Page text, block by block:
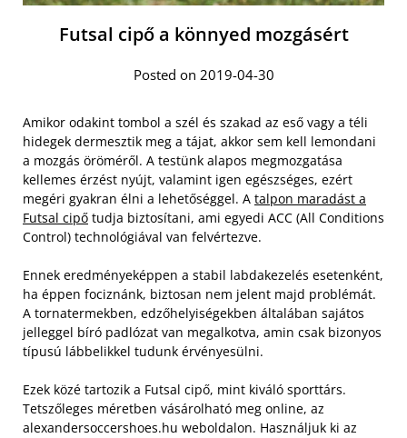
Futsal cipő a könnyed mozgásért
Posted on 2019-04-30
Amikor odakint tombol a szél és szakad az eső vagy a téli
hidegek dermesztik meg a tájat, akkor sem kell lemondani
a mozgás öröméről. A testünk alapos megmozgatása
kellemes érzést nyújt, valamint igen egészséges, ezért
megéri gyakran élni a lehetőséggel. A talpon maradást a
Futsal cipő tudja biztosítani, ami egyedi ACC (All Conditions
Control) technológiával van felvértezve.
Ennek eredményeképpen a stabil labdakezelés esetenként,
ha éppen fociznánk, biztosan nem jelent majd problémát.
A tornatermekben, edzőhelyiségekben általában sajátos
jelleggel bíró padlózat van megalkotva, amin csak bizonyos
típusú lábbelikkel tudunk érvényesülni.
Ezek közé tartozik a Futsal cipő, mint kiváló sporttárs.
Tetszőleges méretben vásárolható meg online, az
alexandersoccershoes.hu weboldalon. Használjuk ki az